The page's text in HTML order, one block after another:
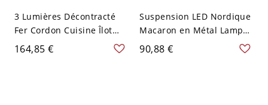
3 Lumières Décontracté
Fer Cordon Cuisine Îlot
Pendentif avec Abat-jour
Jaune, 110V-120V, Jaune
164,85 €
Suspension LED Nordique
Macaron en Métal Lampe
Suspendue Ronde en Bois
- 110 V-120 V Jaune 3
90,88 €